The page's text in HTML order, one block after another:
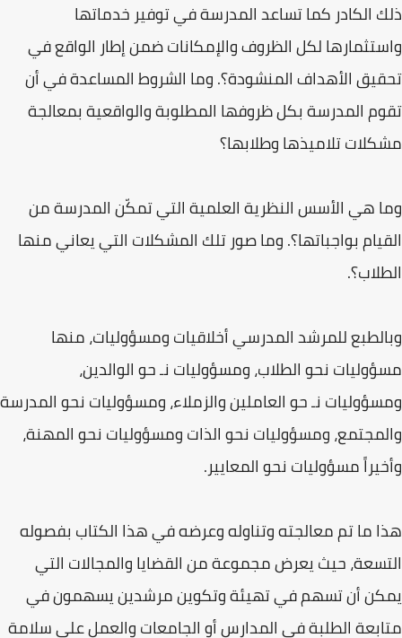
ذلك الكادر كما تساعد المدرسة في توفير خدماتها
واستثمارها لكل الظروف والإمكانات ضمن إطار الواقع في
تحقيق الأهداف المنشودة؟. وما الشروط المساعدة في أن
تقوم المدرسة بكل ظروفها المطلوبة والواقعية بمعالجة
مشكلات تلاميذها وطلابها؟
وما هي الأسس النظرية العلمية التي تمكّن المدرسة من
القيام بواجباتها؟. وما صور تلك المشكلات التي يعاني منها
الطلاب؟.
وبالطبع للمرشد المدرسي أخلاقيات ومسؤوليات، منها
مسؤوليات نحو الطلاب، ومسؤوليات نـ حو الوالدين،
ومسؤوليات نـ حو العاملين والزملاء، ومسؤوليات نحو المدرسة
والمجتمع، ومسؤوليات نحو الذات ومسؤوليات نحو المهنة،
وأخيراً مسؤوليات نحو المعايير.
هذا ما تم معالجته وتناوله وعرضه في هذا الكتاب بفصوله
التسعة، حيث يعرض مجموعة من القضايا والمجالات التي
يمكن أن تسهم في تهيئة وتكوين مرشدين يسهمون في
متابعة الطلبة في المدارس أو الجامعات والعمل على سلامة